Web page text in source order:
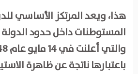
هذا، ويعد المرتكز الأساسي
المستوطنات داخل حدود الدولة
باعتبارها ناتجة عن ظاهرة